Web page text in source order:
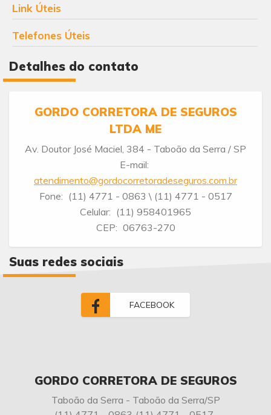
Link Úteis
Telefones Úteis
Detalhes do contato
GORDO CORRETORA DE SEGUROS
LTDA ME
Av. Doutor José Maciel, 384 - Taboão da Serra / SP
E-mail:
atendimento@gordocorretoradeseguros.com.br
Fone: (11) 4771 - 0863 \ (11) 4771 - 0517
Celular: (11) 958401965
CEP: 06763-270
Suas redes sociais
FACEBOOK
GORDO CORRETORA DE SEGUROS
Taboão da Serra - Taboão da Serra/SP